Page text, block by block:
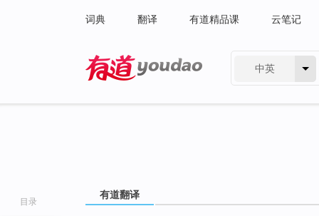
词典 翻译 有道精品课 云笔记
中英
目录
有道翻译